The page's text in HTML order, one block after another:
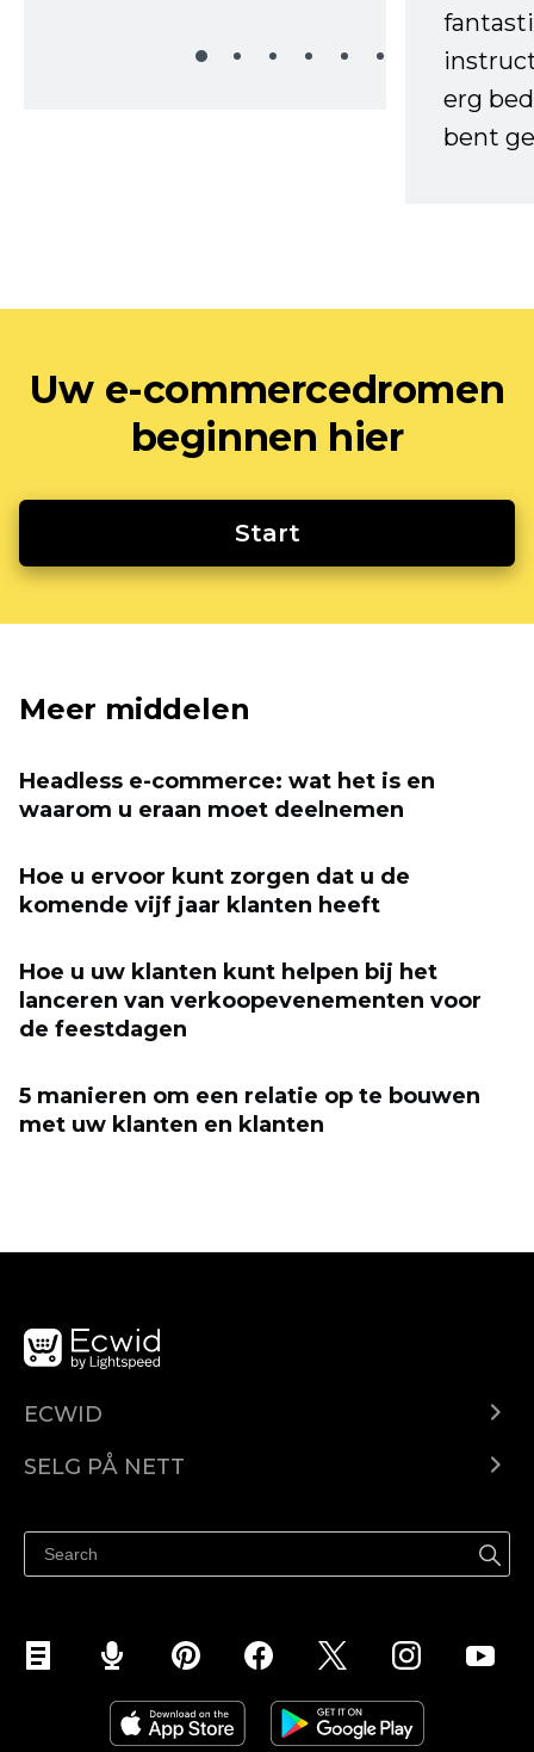
erg
bent
Uw e-commercedromen
beginnen hier
Start
Meer middelen
Headless e-commerce: wat het is en
waarom u eraan moet deelnemen
Hoe u ervoor kunt zorgen dat u de
komende vijf jaar klanten heeft
Hoe u uw klanten kunt helpen bij het
lanceren van verkoopevenementen voor
de feestdagen
5 manieren om een ​​relatie op te bouwen
met uw klanten en klanten
ECWID
Pris
SELG PÅ NETT
Selg på Facebook
Selg på Instagram